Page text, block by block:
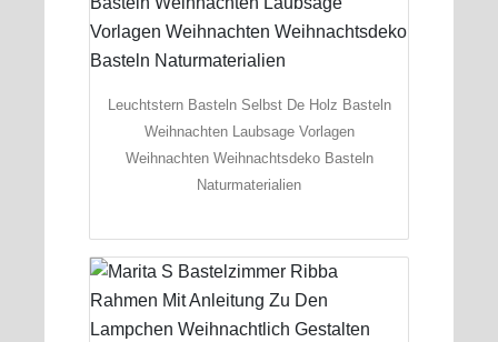
Leuchtstern Basteln Selbst De Holz Basteln
Weihnachten Laubsage Vorlagen
Weihnachten Weihnachtsdeko Basteln
Naturmaterialien